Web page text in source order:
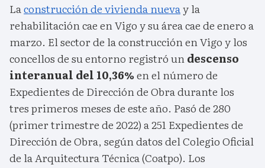
Laconstrucción de vivienda nuevay la
rehabilitación cae en Vigo y su área cae de enero a
marzo. El sector de la construcción en Vigo y los
concellos de su entorno registró undescenso
interanual del 10,36%en el número de
Expedientes de Dirección de Obra durante los
tres primeros meses de este año. Pasó de 280
(primer trimestre de 2022) a 251 Expedientes de
Dirección de Obra, según datos del Colegio Oficial
de la Arquitectura Técnica (Coatpo). Los